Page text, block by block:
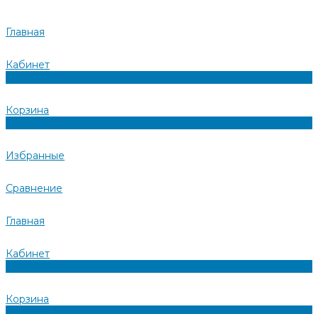
Главная
Кабинет
Корзина
Избранные
Сравнение
Главная
Кабинет
Корзина